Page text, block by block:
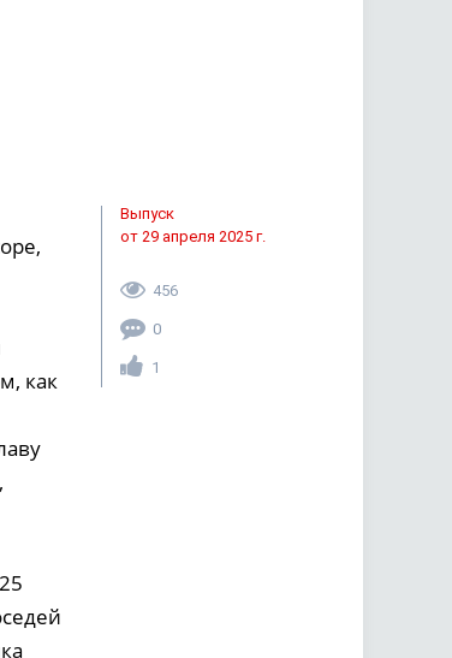
как
Выпуск
от 29 апреля 2025 г.
456
0
1